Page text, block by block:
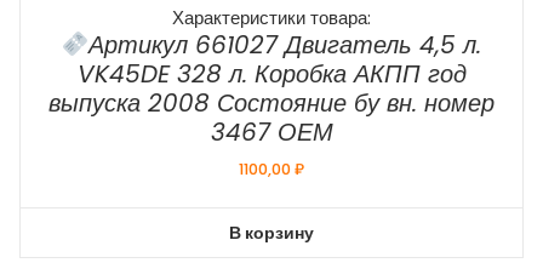
Характеристики товара:
Артикул 661027 Двигатель 4,5 л.
VK45DE 328 л. Коробка АКПП год
выпуска 2008 Состояние бу вн. номер
3467 ОЕМ
1100,00₽
В корзину